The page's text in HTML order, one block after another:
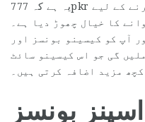
یہ ہے کہ 777pkr نے آپ سے مکمل آفر حاصل کرنے کے لیے
کا خیال چھوڑ دیا ہے۔
آپ کو کیسینو بونسز اور
گی جو اس کیسینو سائٹ
مزید اضافہ کرتی ہیں۔
بونسز